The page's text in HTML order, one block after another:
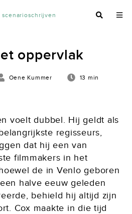
scenarioschrijven
oppervlak
Oene Kummer 13 min
voelt dubbel. Hij geldt als
regisseurs,
dat hij een van
filmmakers in het
de in Venlo geboren
halve eeuw geleden
behield hij altijd zijn
Cox maakte in die tijd